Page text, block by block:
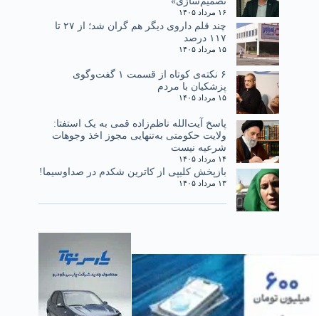
۱۶ مرداد ۱۴۰۵
چند قلم داروی دیگر هم گران شد؛ از ۲۷ تا
۱۱۷ درصد
۱۵ مرداد ۱۴۰۵
۶ نکته‌ی کوتاه از قسمت ۱ گفت‌وگوی
پزشکیان با مردم
۱۵ مرداد ۱۴۰۵
پاسخ آیت‌الله ناظم‌زاده قمی به یک استفتا:
ولایت حکومتی به‌تنهایی مجوز اخذ وجوهات
شرعیه نیست
۱۴ مرداد ۱۴۰۵
بازپخش کلیپی از کاترین شکدم در صداوسیما!
۱۳ مرداد ۱۴۰۵